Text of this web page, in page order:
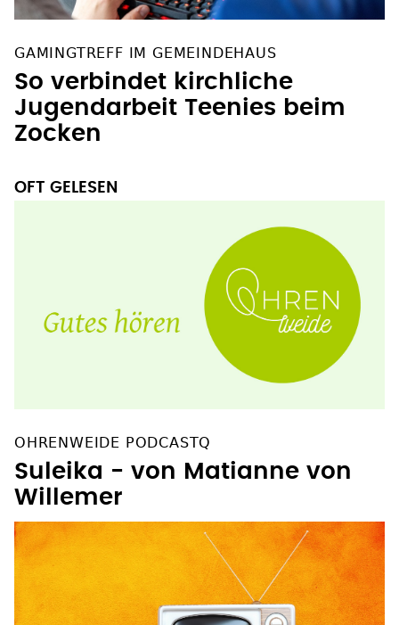
So verbindet kirchliche
Jugendarbeit Teenies beim
Zocken
Suleika - von Matianne von
Willemer